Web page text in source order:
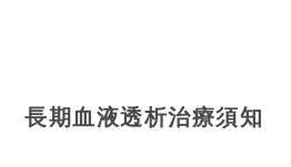
長期血液透析治療須知